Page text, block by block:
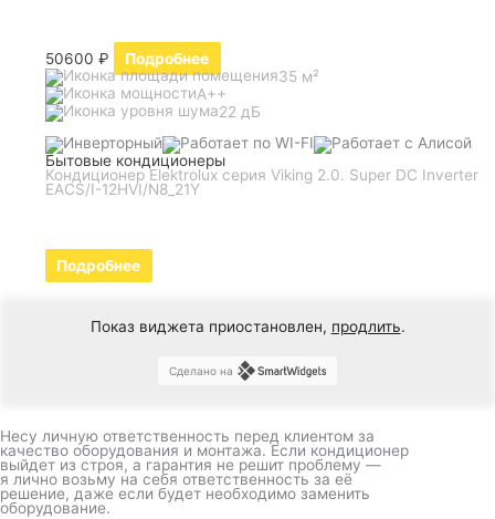
50600₽
Подробнее
35 м²
A++
22 дБ
Бытовые кондиционеры
Кондиционер Elektrolux серия Viking 2.0. Super DC Inverter
EACS/I-12HVI/N8_21Y
Подробнее
Показ виджета приостановлен, продлить.
Сделано на
Несу личную ответственность перед клиентом за
качество оборудования и монтажа. Если кондиционер
выйдет из строя, а гарантия не решит проблему —
я лично возьму на себя ответственность за её
решение, даже если будет необходимо заменить
оборудование.